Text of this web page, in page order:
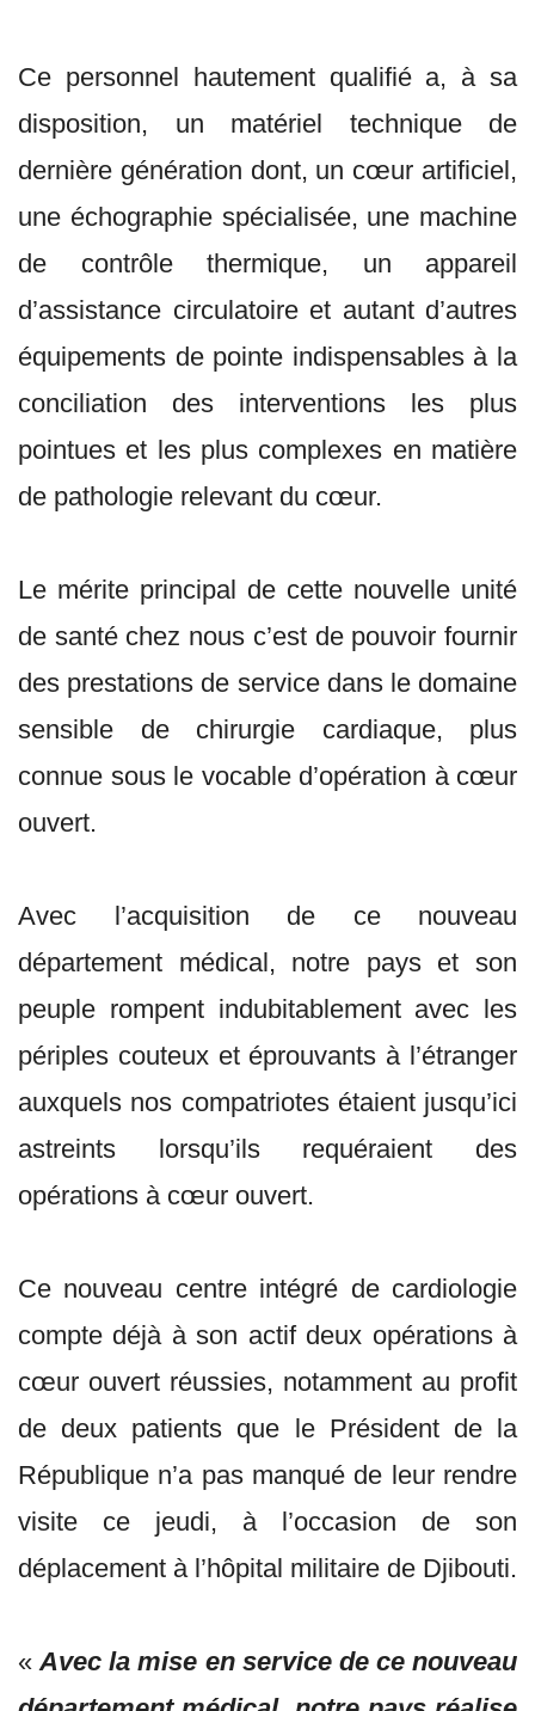
Ce personnel hautement qualifié a, à sa
disposition, un matériel technique de
dernière génération dont, un cœur artificiel,
une échographie spécialisée, une machine
de contrôle thermique, un appareil
d’assistance circulatoire et autant d’autres
équipements de pointe indispensables à la
conciliation des interventions les plus
pointues et les plus complexes en matière
de pathologie relevant du cœur.
Le mérite principal de cette nouvelle unité
de santé chez nous c’est de pouvoir fournir
des prestations de service dans le domaine
sensible de chirurgie cardiaque, plus
connue sous le vocable d’opération à cœur
ouvert.
Avec l’acquisition de ce nouveau
département médical, notre pays et son
peuple rompent indubitablement avec les
périples couteux et éprouvants à l’étranger
auxquels nos compatriotes étaient jusqu’ici
astreints lorsqu’ils requéraient des
opérations à cœur ouvert.
Ce nouveau centre intégré de cardiologie
compte déjà à son actif deux opérations à
cœur ouvert réussies, notamment au profit
de deux patients que le Président de la
République n’a pas manqué de leur rendre
visite ce jeudi, à l’occasion de son
déplacement à l’hôpital militaire de Djibouti.
«Avec la mise en service de ce nouveau